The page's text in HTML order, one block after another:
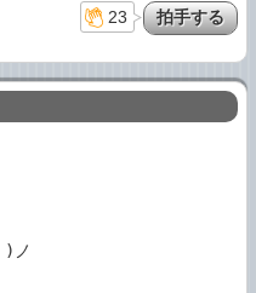
23
)ノ